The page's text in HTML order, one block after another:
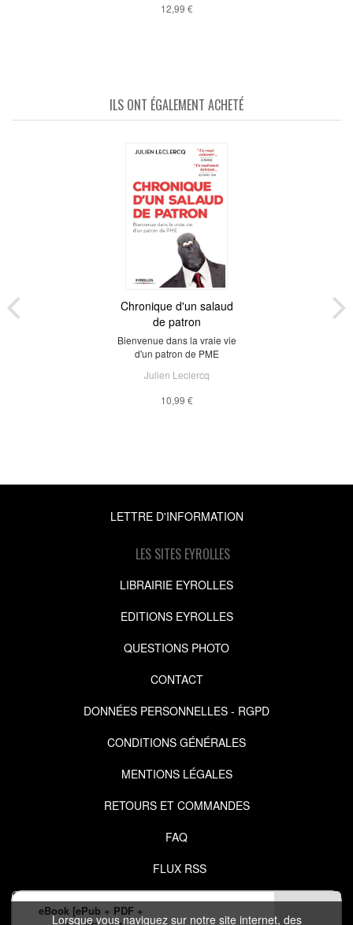
Lorsque vous naviguez sur notre site internet, des
eBook [ePub + PDF +
12,99 €
ILS ONT ÉGALEMENT ACHETÉ
Chronique d'un salaud
de patron
Bienvenue dans la vraie vie
d'un patron de PME
Julien Leclercq
10,99 €
LETTRE D'INFORMATION
LES SITES EYROLLES
LIBRAIRIE EYROLLES
EDITIONS EYROLLES
QUESTIONS PHOTO
CONTACT
DONNÉES PERSONNELLES - RGPD
CONDITIONS GÉNÉRALES
MENTIONS LÉGALES
RETOURS ET COMMANDES
FAQ
FLUX RSS